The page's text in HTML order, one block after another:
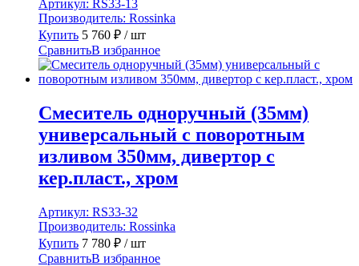
Артикул: RS33-13
Производитель: Rossinka
Купить 5 760 ₽ / шт
СравнитьВ избранное
Смеситель одноручный (35мм)
универсальный с поворотным
изливом 350мм, дивертор с
кер.пласт., хром
Артикул: RS33-32
Производитель: Rossinka
Купить 7 780 ₽ / шт
СравнитьВ избранное